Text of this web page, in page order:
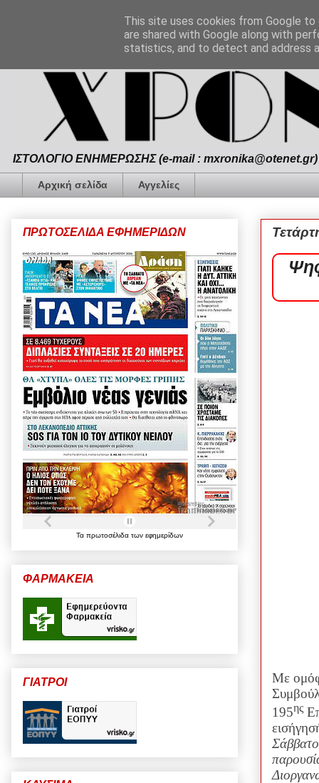
ΙΣΤΟΛΟΓΙΟ ΕΝΗΜΕΡΩΣΗΣ (e-mail :
Αρχική σελίδα Αγγελίες
Με
195ης
ΠΡΩΤΟΣΕΛΙΔΑ ΕΦΗΜΕΡΙΔΩΝ
Τα πρωτοσέλιδα των εφημερίδων
ΦΑΡΜΑΚΕΙΑ
ΓΙΑΤΡΟΙ
This site uses cookies from Google
are shared with Google along with
statistics, and to detect and address